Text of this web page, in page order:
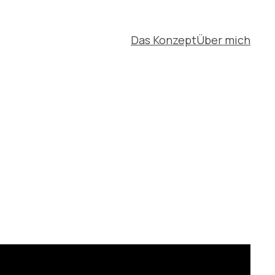
Das KonzeptÜber mich